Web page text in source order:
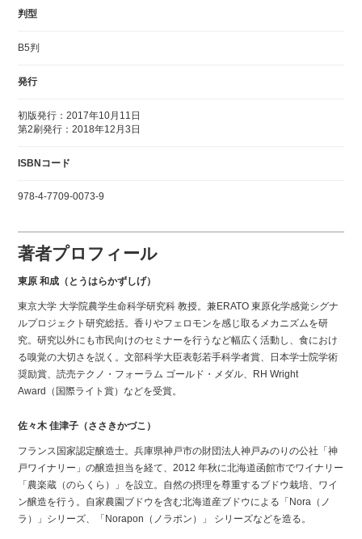
判型
B5判
発行
初版発行：2017年10月11日
第2刷発行：2018年12月3日
ISBNコード
978-4-7709-0073-9
著者プロフィール
東原 和成（とうはらかずしげ）
東京大学 大学院農学生命科学研究科 教授。兼ERATO 東原化学感覚シグナ
ルプロジェクト研究総括。香りやフェロモンを感じ取るメカニズムを研
究。研究以外にも市民向けのセミナーを行うなど幅広く活動し、食におけ
る嗅覚の大切さを説く。文部科学大臣表彰若手科学者賞、日本学士院学術
奨励賞、読売テクノ・フォーラム ゴールド・メダル、RH Wright
Award（国際ライト賞）などを受賞。
佐々木 佳津子（ささきかづこ）
フランス国家認定醸造士。兵庫県神戸市の財団法人神戸みのりの公社「神
戸ワイナリー」の醸造担当を経て、2012 年秋に北海道函館市でワイナリー
「農楽蔵（のらくら）」を設立。自然の摂理を尊重するブドウ栽培、ワイ
ン醸造を行う。自家農園ブドウを含む北海道産ブドウによる「Nora（ノ
ラ）」シリーズ、「Norapon（ノラポン）」 シリーズなどを造る。